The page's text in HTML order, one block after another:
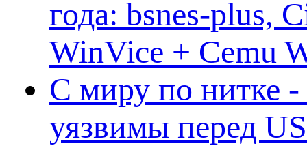
года: bsnes-plus,
WinVice + Cemu
С миру по нитке
уязвимы перед